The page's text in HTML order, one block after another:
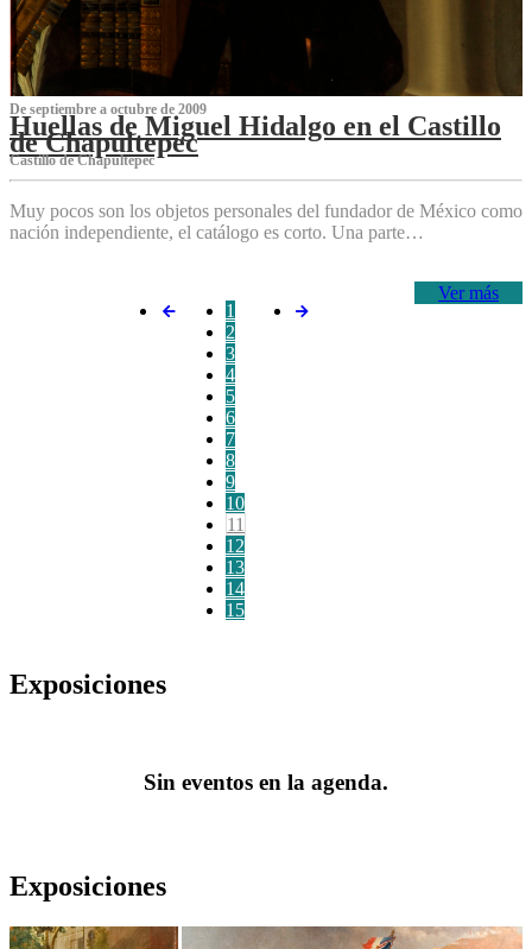
De septiembre a octubre de 2009
Huellas de Miguel Hidalgo en el Castillo
de Chapultepec
Castillo de Chapultepec
Muy pocos son los objetos personales del fundador de México como
nación independiente, el catálogo es corto. Una parte…
Ver más
1
2
3
4
5
6
7
8
9
10
11
12
13
14
15
Exposiciones
Sin eventos en la agenda.
Exposiciones